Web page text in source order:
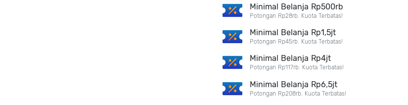
Minimal Belanja Rp500rb
Potongan Rp28rb. Kuota Terbatas!
Minimal Belanja Rp1,5jt
Potongan Rp45rb. Kuota Terbatas!
Minimal Belanja Rp4jt
Potongan Rp117rb. Kuota Terbatas!
Minimal Belanja Rp6,5jt
Potongan Rp208rb. Kuota Terbatas!